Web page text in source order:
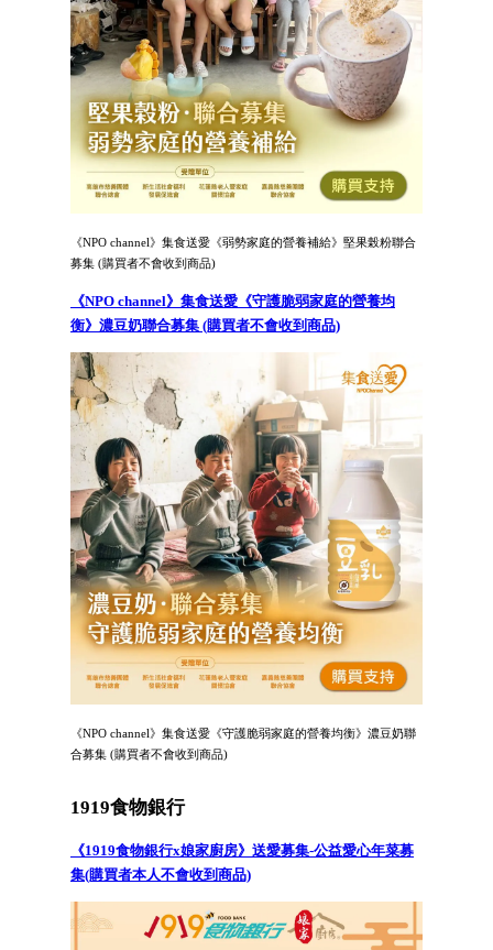
《NPO channel》集食送愛《弱勢家庭的營養補給》堅果榖粉聯合
募集 (購買者不會收到商品)
《NPO channel》集食送愛《守護脆弱家庭的營養均
衡》濃豆奶聯合募集 (購買者不會收到商品)
《NPO channel》集食送愛《守護脆弱家庭的營養均衡》濃豆奶聯
合募集 (購買者不會收到商品)
1919食物銀行
《1919食物銀行x娘家廚房》送愛募集-公益愛心年菜募
集(購買者本人不會收到商品)